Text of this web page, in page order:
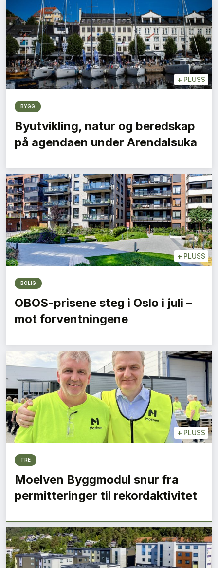
+ PLUSS
BYGG
Byutvikling, natur og beredskap
på agendaen under Arendalsuka
+ PLUSS
BOLIG
OBOS-prisene steg i Oslo i juli –
mot forventningene
+ PLUSS
TRE
Moelven Byggmodul snur fra
permitteringer til rekordaktivitet